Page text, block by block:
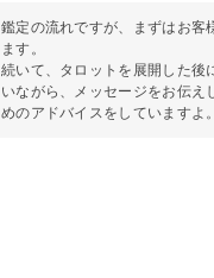
鑑定の流れですが、まずはお客
ます。
続いて、タロットを展開した後
いながら、メッセージをお伝え
めのアドバイスをしていますよ。